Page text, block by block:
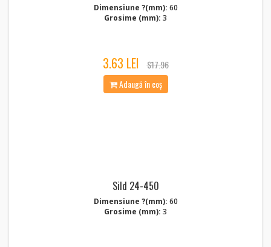
Dimensiune ?(mm): 60
Grosime (mm): 3
3.63 LEI
$17.96
Adaugă în coș
Sild 24-450
Dimensiune ?(mm): 60
Grosime (mm): 3